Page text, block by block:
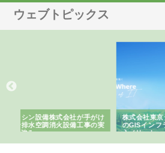
ウェブトピックス
・エム・シー
理システム導
株式会社アクアスペースが水中
から陸上まで一貫施工できる理
由